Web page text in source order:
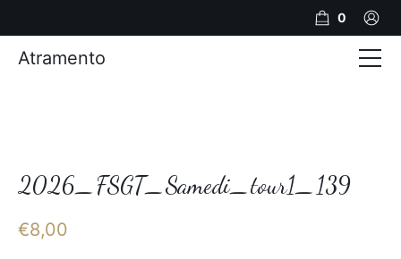
2026_FSGT_Samedi_tour1_139
€8,00
0
Atramento
Photos